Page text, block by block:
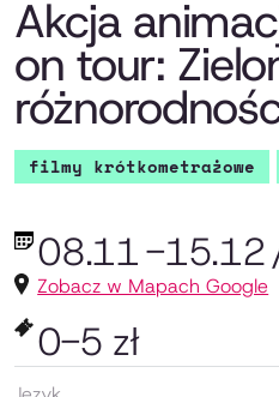
Akcja
on tour:
filmy krótkometrażowe
08.11-15.12
Zobacz w Mapach Google
0-5 zł